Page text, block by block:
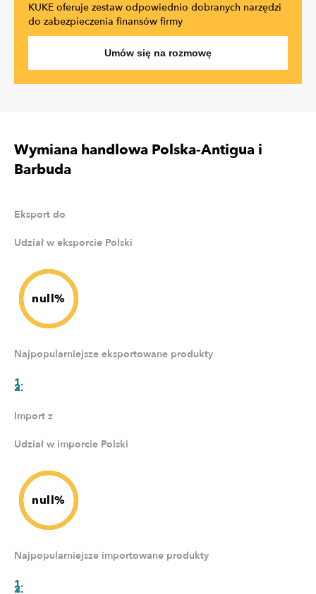
KUKE oferuje zestaw odpowiednio dobranych narzędzi
do zabezpieczenia finansów firmy
Umów się na rozmowę
Wymiana handlowa Polska-Antigua i
Barbuda
Eksport do
Udział w eksporcie Polski
null%
Najpopularniejsze eksportowane produkty
Import z
Udział w imporcie Polski
null%
Najpopularniejsze importowane produkty